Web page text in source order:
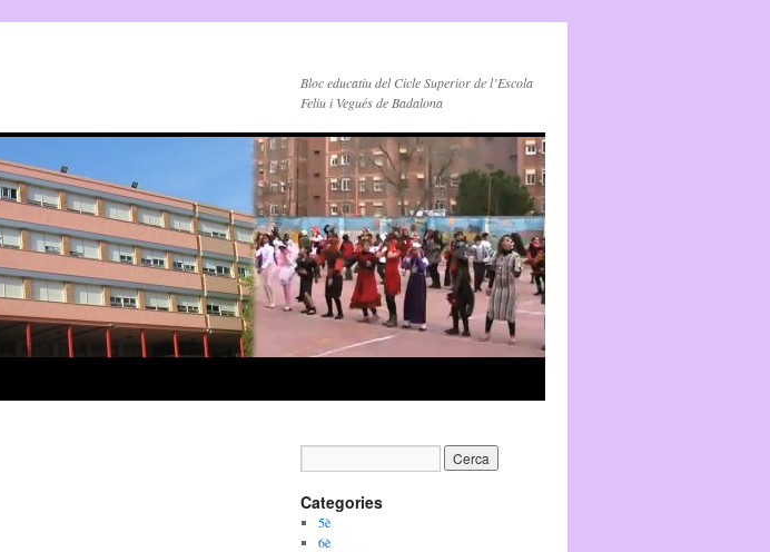
Bloc educatiu del Cicle Superior de l’Escola
Feliu i Vegués de Badalona
Categories
5è
6è